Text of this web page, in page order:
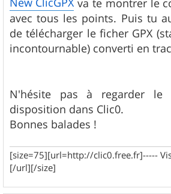
va te montrer le
avec tous les points. Puis tu
de télécharger le ficher GPX
incontournable) converti en
N'hésite pas à regarder le
disposition dans Clic0.
Bonnes balades !
[size=75][url=http://clic0.free.fr]-----
[/url][/size]